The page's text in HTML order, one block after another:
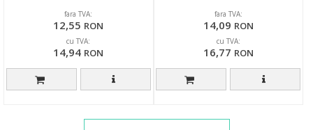
fara TVA:
12,55 RON
cu TVA:
14,94 RON
fara TVA:
14,09 RON
cu TVA:
16,77 RON